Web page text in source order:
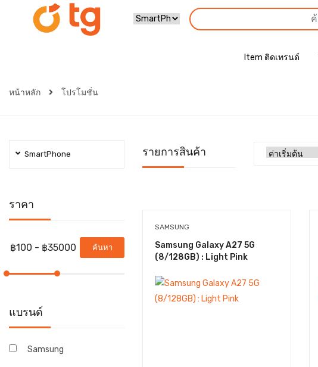
Item ติดเทรนด์
หน้าหลัก โปรโมชั่น
SmartPhone
ราคา
ค้นหา
แบรนด์
Samsung
รายการสินค้า
SAMSUNG
Samsung Galaxy A27 5G
(8/128GB) : Light Pink